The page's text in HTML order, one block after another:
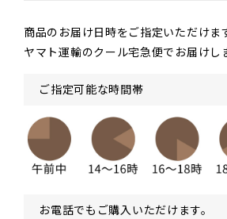
商品のお届け日時をご指定いただけま
ヤマト運輸のクール宅急便でお届けし
ご指定可能な時間帯
お電話でもご購入いただけます。